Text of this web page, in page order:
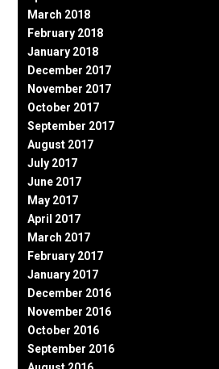
March 2018
February 2018
January 2018
December 2017
November 2017
October 2017
September 2017
August 2017
July 2017
June 2017
May 2017
April 2017
March 2017
February 2017
January 2017
December 2016
November 2016
October 2016
September 2016